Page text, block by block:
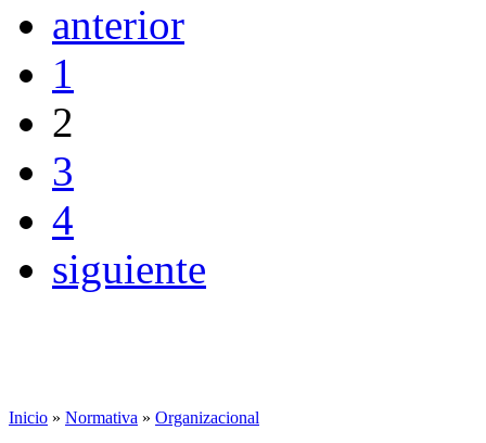
anterior
1
2
3
4
siguiente
Inicio » Normativa » Organizacional